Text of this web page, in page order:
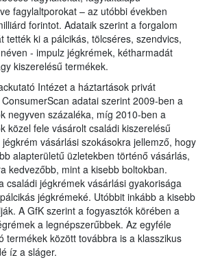
fagylaltporokat – az utóbbi években
forintot. Adataik szerint a forgalom
tették ki a pálcikás, tölcséres, szendvics,
- impulz jégkrémek, kétharmadát
kiszerelésű termékek.
Intézet a háztartások privát
adatai szerint 2009-ben a
negyven százaléka, míg 2010-ben a
közel fele vásárolt családi kiszerelésű
vásárlási szokásokra jellemző, hogy
alapterületű üzletekben történő vásárlás,
kedvezőbb, mint a kisebb boltokban.
családi jégkrémek vásárlási gyakorisága
jégkrémeké. Utóbbit inkább a kisebb
A GfK szerint a fogyasztók körében a
a legnépszerűbbek. Az egyféle
termékek között továbbra is a klasszikus
íz a sláger.